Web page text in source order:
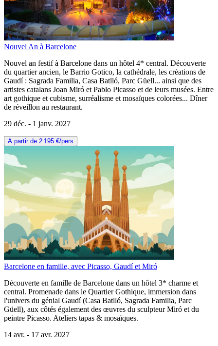
Nouvel An à Barcelone
Nouvel an festif à Barcelone dans un hôtel 4* central. Découverte
du quartier ancien, le Barrio Gotico, la cathédrale, les créations de
Gaudí : Sagrada Familia, Casa Batlló, Parc Güell... ainsi que des
artistes catalans Joan Miró et Pablo Picasso et de leurs musées. Entre
art gothique et cubisme, surréalisme et mosaïques colorées... Dîner
de réveillon au restaurant.
29 déc. - 1 janv. 2027
A partir de 2 195 €/pers
Barcelone en famille, avec Picasso, Gaudí et Miró
Découverte en famille de Barcelone dans un hôtel 3* charme et
central. Promenade dans le Quartier Gothique, immersion dans
l'univers du génial Gaudí (Casa Batlló, Sagrada Familia, Parc
Güell), aux côtés également des œuvres du sculpteur Miró et du
peintre Picasso. Ateliers tapas & mosaïques.
14 avr. - 17 avr. 2027